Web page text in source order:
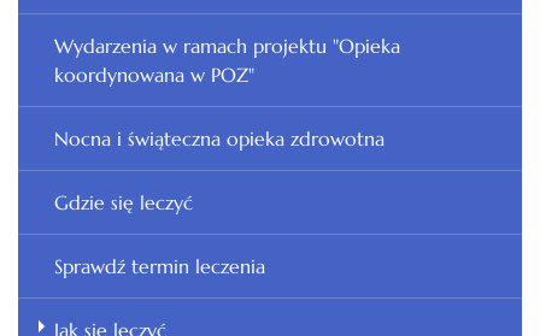
Wydarzenia w ramach projektu "Opieka
koordynowana w POZ"
Nocna i świąteczna opieka zdrowotna
Gdzie się leczyć
Sprawdź termin leczenia
Jak się leczyć